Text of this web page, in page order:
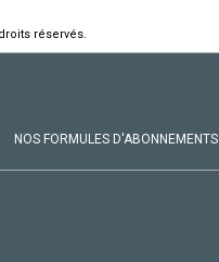
réservés.
NOS FORMULES D'ABONNEMENTS